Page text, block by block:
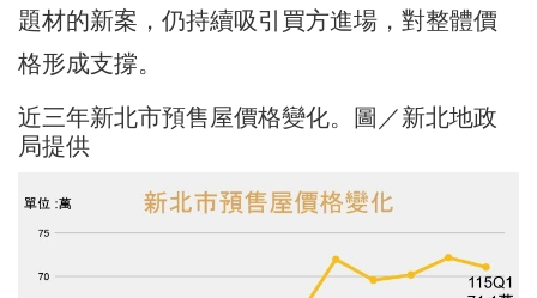
題材的新案，仍持續吸引買方進場，對整體價
格形成支撐。
近三年新北市預售屋價格變化。圖／新北地政
局提供